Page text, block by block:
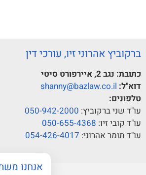
ברקוביץ אהרוני זיו, עורכי דין
כתובת: נגב 2, איירפורט סיטי
דוא"ל: shanny@bazlaw.co.il
טלפונים:
עו"ד שני ברקוביץ: 050-942-2000
עו"ד קובי זיו: 050-655-4368
עו"ד תומר אהרוני: 054-426-4017
אנחנו